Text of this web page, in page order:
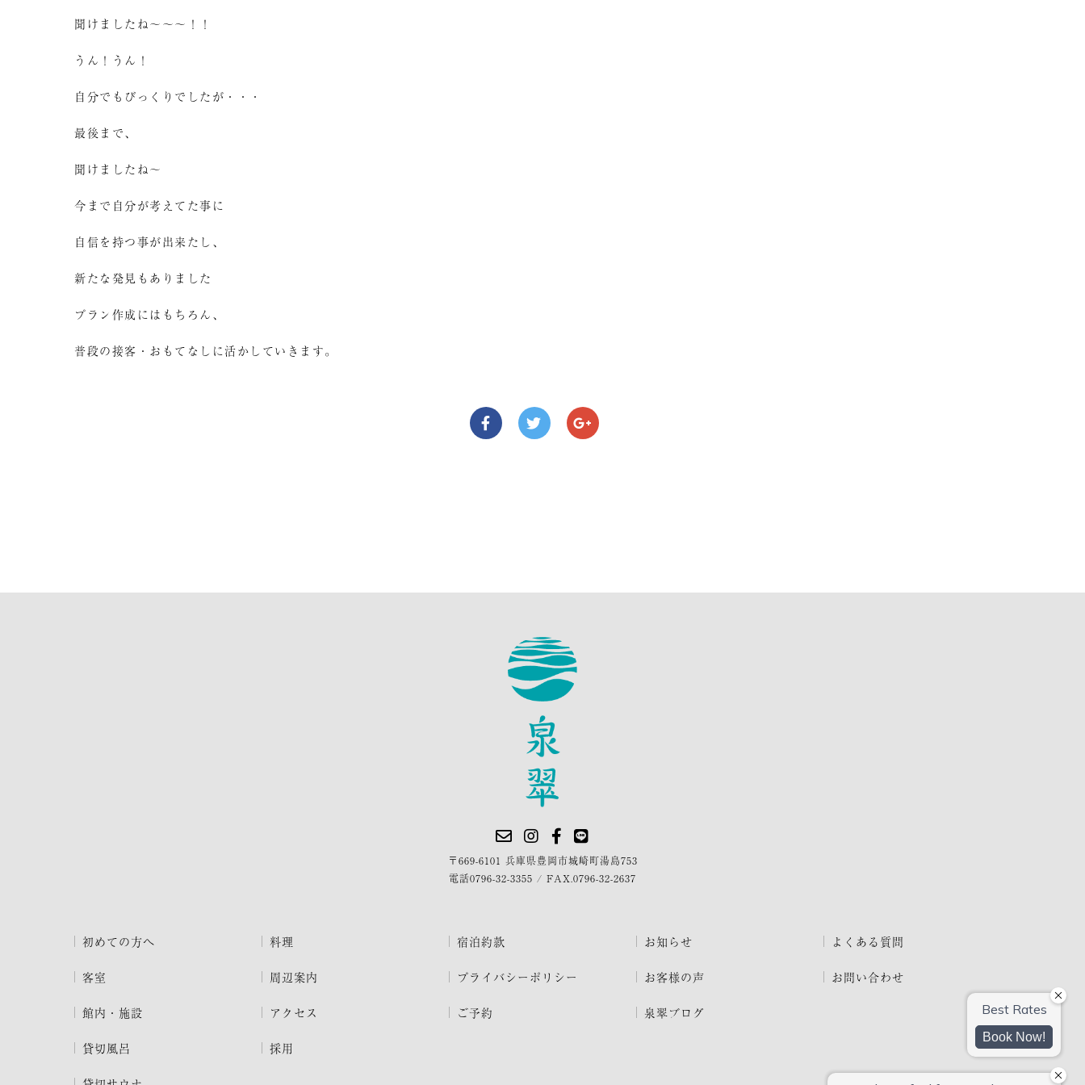
聞けましたね～～～！！
うん！うん！
自分でもびっくりでしたが・・・
最後まで、
聞けましたね～
今まで自分が考えてた事に
自信を持つ事が出来たし、
新たな発見もありました
プラン作成にはもちろん、
普段の接客・おもてなしに活かしていきます。
〒669-6101 兵庫県豊岡市城崎町湯島753
電話0796-32-3355 / FAX.0796-32-2637
初めての方へ
客室
館内・施設
貸切風呂
料理
周辺案内
アクセス
採用
宿泊約款
プライバシーポリシー
ご予約
お知らせ
お客様の声
泉翠ブログ
よくある質問
お問い合わせ